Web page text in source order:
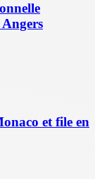
et file en